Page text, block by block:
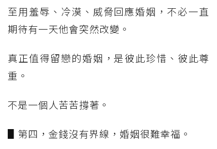
至用羞辱、冷漠、威脅回應婚姻，不必一直
期待有一天他會突然改變。
真正值得留戀的婚姻，是彼此珍惜、彼此尊
重。
不是一個人苦苦撐著。
▋第四，金錢沒有界線，婚姻很難幸福。